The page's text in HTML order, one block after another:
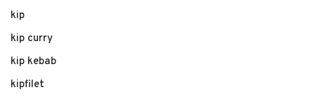
kip
kip curry
kip kebab
kipfilet